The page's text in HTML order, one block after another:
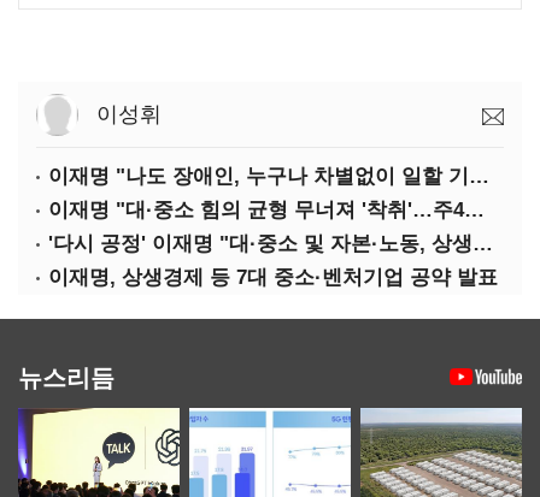
이성휘
이재명 "나도 장애인, 누구나 차별없이 일할 기회 중요"
이재명 "대·중소 힘의 균형 무너져 '착취'…주4일제, 가야할 길"
'다시 공정' 이재명 "대·중소 및 자본·노동, 상생하는 공정한 성장"
이재명, 상생경제 등 7대 중소·벤처기업 공약 발표
뉴스리듬